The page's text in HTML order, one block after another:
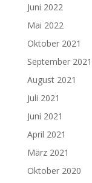
Juni 2022
Mai 2022
Oktober 2021
September 2021
August 2021
Juli 2021
Juni 2021
April 2021
März 2021
Oktober 2020